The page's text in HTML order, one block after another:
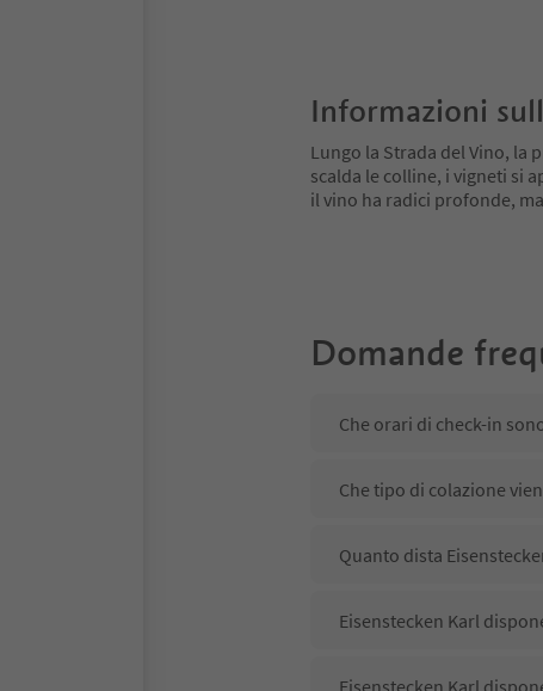
Informazioni
Lungo la Strada del Vino, la
scalda le colline, i vigneti si
il vino ha radici profonde,
Domande
Che orari di check-in
Che tipo di colazione
Quanto dista
Eisenstecken Karl
Eisenstecken Karl